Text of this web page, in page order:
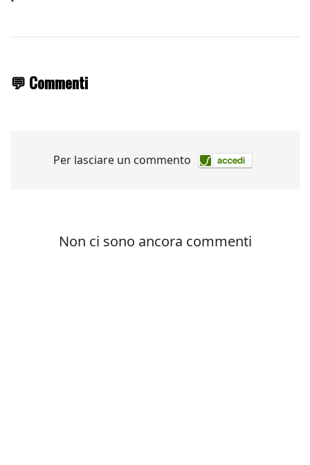
💬 Commenti